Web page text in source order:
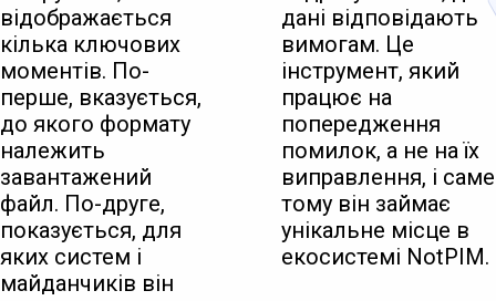
відображається
кілька ключових
моментів. По-
перше, вказується,
до якого формату
належить
завантажений
файл. По-друге,
показується, для
яких систем і
майданчиків він
дані відповідають
вимогам. Це
інструмент, який
працює на
попередження
помилок, а не на їх
виправлення, і саме
тому він займає
унікальне місце в
екосистемі NotPIM.